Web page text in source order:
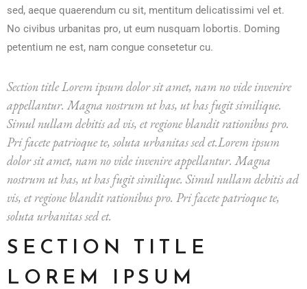
sed, aeque quaerendum cu sit, mentitum delicatissimi vel et.
No civibus urbanitas pro, ut eum nusquam lobortis. Doming
petentium ne est, nam congue consetetur cu.
Section title Lorem ipsum dolor sit amet, nam no vide invenire
appellantur. Magna nostrum ut has, ut has fugit similique.
Simul nullam debitis ad vis, et regione blandit rationibus pro.
Pri facete patrioque te, soluta urbanitas sed et.Lorem ipsum
dolor sit amet, nam no vide invenire appellantur. Magna
nostrum ut has, ut has fugit similique. Simul nullam debitis ad
vis, et regione blandit rationibus pro. Pri facete patrioque te,
soluta urbanitas sed et.
SECTION TITLE
LOREM IPSUM